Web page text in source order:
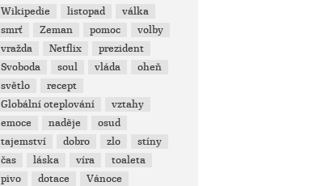
Wikipedie
listopad
válka
smrť
Zeman pomoc
volby
vražda
Netflix
prezident
Svoboda
soul vláda
oheň
světlo
recept
Globální oteplování
vztahy
emoce
naděje
osud
tajemství
dobro zlo
stíny
čas
láska víra
toaleta
pivo
dotace
Vánoce